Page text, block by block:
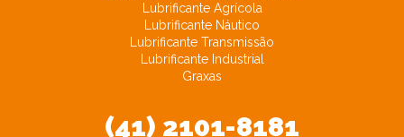
(41) 2101-8181
Lubrificante Agrícola
Lubrificante Náutico
Lubrificante Transmissão
Lubrificante Industrial
Graxas